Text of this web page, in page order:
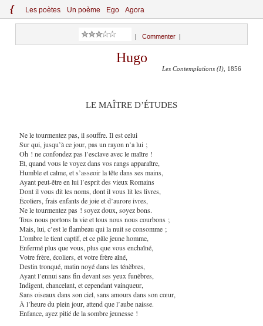
{ Les poètes Un poème Ego Agora
Commenter
Hugo
Les Contemplations (I) , 1856
LE MAÎTRE D’ÉTUDES
Ne le tourmentez pas, il souffre. Il est celui
Sur qui, jusqu’à ce jour, pas un rayon n’a lui ;
Oh ! ne confondez pas l’esclave avec le maître !
Et, quand vous le voyez dans vos rangs apparaître,
Humble et calme, et s’asseoir la tête dans ses mains,
Ayant peut-être en lui l’esprit des vieux Romains
Dont il vous dit les noms, dont il vous lit les livres,
Écoliers, frais enfants de joie et d’aurore ivres,
Ne le tourmentez pas ! soyez doux, soyez bons.
Tous nous portons la vie et tous nous nous courbons ;
Mais, lui, c’est le flambeau qui la nuit se consomme ;
L’ombre le tient captif, et ce pâle jeune homme,
Enfermé plus que vous, plus que vous enchaîné,
Votre frère, écoliers, et votre frère aîné,
Destin tronqué, matin noyé dans les ténèbres,
Ayant l’ennui sans fin devant ses yeux funèbres,
Indigent, chancelant, et cependant vainqueur,
Sans oiseaux dans son ciel, sans amours dans son cœur,
À l’heure du plein jour, attend que l’aube naisse.
Enfance, ayez pitié de la sombre jeunesse !